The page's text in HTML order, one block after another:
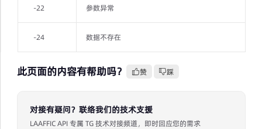
-22 参数异常
-24 数据不存在
此页面的内容有帮助吗？ 赞 踩
对接有疑问？联络我们的技术支援
LAAFFIC API 专属 TG 技术对接频道，即时回应您的需求